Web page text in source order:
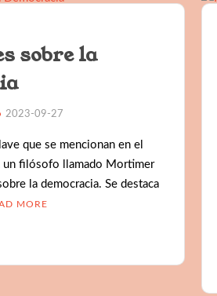
sobre la
2023-09-27
que se mencionan en el
un filósofo llamado Mortimer
la democracia. Se destaca
MORE